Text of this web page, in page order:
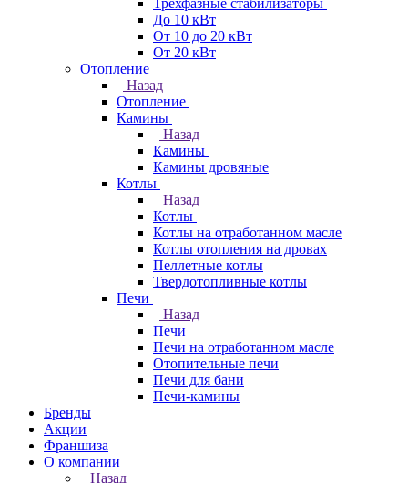
Трехфазные стабилизаторы
До 10 кВт
От 10 до 20 кВт
От 20 кВт
Отопление
Назад
Отопление
Камины
Назад
Камины
Камины дровяные
Котлы
Назад
Котлы
Котлы на отработанном масле
Котлы отопления на дровах
Пеллетные котлы
Твердотопливные котлы
Печи
Назад
Печи
Печи на отработанном масле
Отопительные печи
Печи для бани
Печи-камины
Бренды
Акции
Франшиза
О компании
Назад